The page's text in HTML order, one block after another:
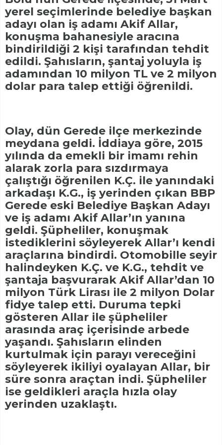
yerel seçimlerinde belediye başkan
adayı olan iş adamı Akif Allar,
konuşma bahanesiyle aracına
bindirildiği 2 kişi tarafından tehdit
edildi. Şahısların, şantaj yoluyla iş
adamından 10 milyon TL ve 2 milyon
dolar para talep ettiği öğrenildi.
Olay, dün Gerede ilçe merkezinde
meydana geldi. İddiaya göre, 2015
yılında da emekli bir imamı rehin
alarak zorla para sızdırmaya
çalıştığı öğrenilen K.Ç. ile yanındaki
arkadaşı K.G., iş yerinden çıkan BBP
Gerede eski Belediye Başkan Adayı
ve iş adamı Akif Allar’ın yanına
geldi. Şüpheliler, konuşmak
istediklerini söyleyerek Allar’ı kendi
araçlarına bindirdi. Otomobille seyir
halindeyken K.Ç. ve K.G., tehdit ve
şantaja başvurarak Akif Allar’dan 10
milyon Türk Lirası ile 2 milyon Dolar
fidye talep etti. Duruma tepki
gösteren Allar ile şüpheliler
arasında araç içerisinde arbede
yaşandı. Şahısların elinden
kurtulmak için parayı vereceğini
söyleyerek ikiliyi oyalayan Allar, bir
süre sonra araçtan indi. Şüpheliler
ise geldikleri araçla hızla olay
yerinden uzaklaştı.